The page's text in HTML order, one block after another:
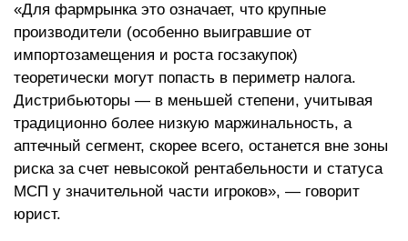
«Для фармрынка это означает, что крупные
производители (особенно выигравшие от
импортозамещения и роста госзакупок)
теоретически могут попасть в периметр налога.
Дистрибьюторы — в меньшей степени, учитывая
традиционно более низкую маржинальность, а
аптечный сегмент, скорее всего, останется вне зоны
риска за счет невысокой рентабельности и статуса
МСП у значительной части игроков», — говорит
юрист.